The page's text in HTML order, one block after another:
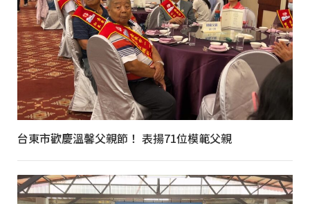
台東市歡慶溫馨父親節！ 表揚71位模範父親